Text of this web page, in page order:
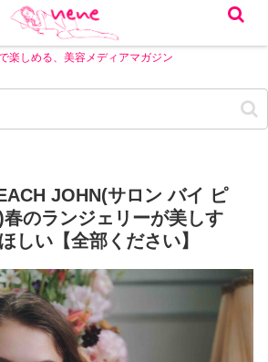
楽しめる、美容メディアマガジン
JOHN(サロン バイ ピ
のランジェリーが美しす
しい【全部ください】